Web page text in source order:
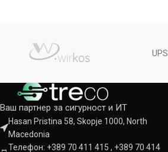
UPS
Ваш партнер за сигурност и ИТ
Hasan Pristina 58, Skopje 1000, North
Macedonia
Телефон: +389 70 411 415 , +389 70 414